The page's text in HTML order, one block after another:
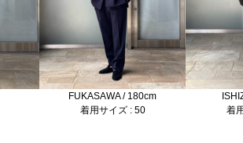
FUKASAWA / 180cm
着用サイズ : 50
着